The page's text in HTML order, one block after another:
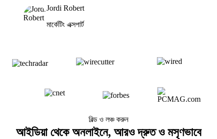
Jordi Robert
মার্কেটিং এক্সপার্ট
বিল্ড ও লঞ্চ করুন
আইডিয়া থেকে অনলাইনে, আরও দ্রুত ও মসৃণভাবে